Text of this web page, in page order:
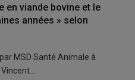
en viande bovine et le
années » selon
MSD Santé Animale à